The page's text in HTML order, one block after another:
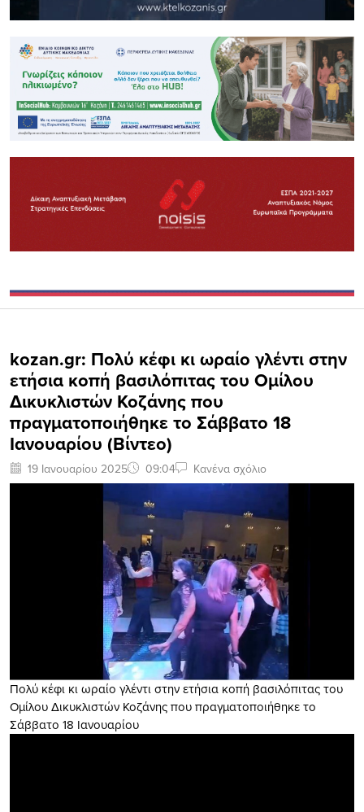
kozan.gr: Πολύ κέφι κι ωραίο γλέντι στην
ετήσια κοπή βασιλόπιτας του Ομίλου
Δικυκλιστών Κοζάνης που
πραγματοποιήθηκε το Σάββατο 18
Ιανουαρίου (Βίντεο)
19 Ιανουαρίου 2025 09:04 Κανένα σχόλιο
Πολύ κέφι κι ωραίο γλέντι στην ετήσια κοπή βασιλόπιτας του
Ομίλου Δικυκλιστών Κοζάνης που πραγματοποιήθηκε το
Σάββατο 18 Ιανουαρίου